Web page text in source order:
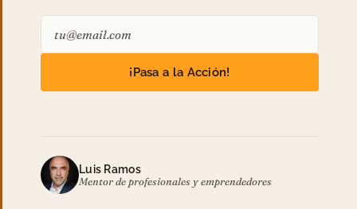
¡Pasa a la Acción!
Luis Ramos
Mentor de profesionales y emprendedores